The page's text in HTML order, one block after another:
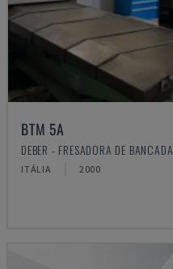
BTM 5A
DEBER - FRESADORA DE BANCADA
ITÁLIA 2000